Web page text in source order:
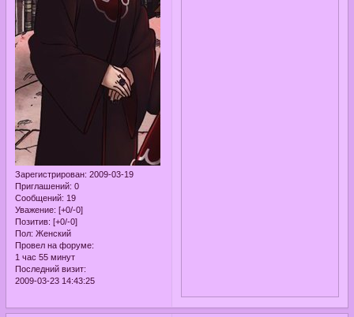
Зарегистрирован: 2009-03-19
Приглашений: 0
Сообщений: 19
Уважение: [+0/-0]
Позитив: [+0/-0]
Пол: Женский
Провел на форуме:
1 час 55 минут
Последний визит:
2009-03-23 14:43:25